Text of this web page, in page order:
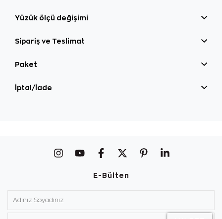
Yüzük ölçü değişimi
Sipariş ve Teslimat
Paket
İptal/İade
E-Bülten